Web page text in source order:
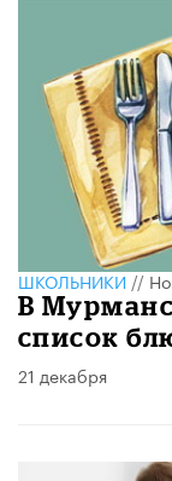
ШКОЛЬНИКИ//
В
список
21 декабря